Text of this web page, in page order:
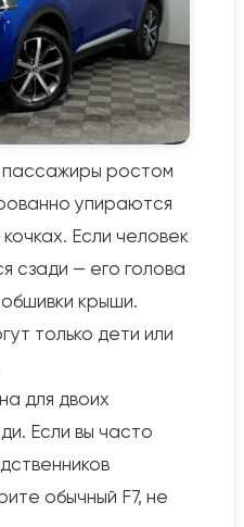
пассажиры ростом
упираются
Если человек
сзади — его голова
крыши.
только дети или
для двоих
Если вы часто
обычный F7, не